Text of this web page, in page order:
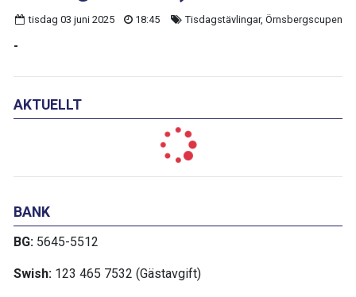
AKTUELLT
BANK
BG: 5645-5512
Swish: 123 465 7532 (Gästavgift)
tisdag 03 juni 2025 18:45 Tisdagstävlingar, Örnsbergscupen
-